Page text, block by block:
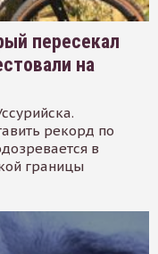
пересекал
на
рекорд по
в
границы